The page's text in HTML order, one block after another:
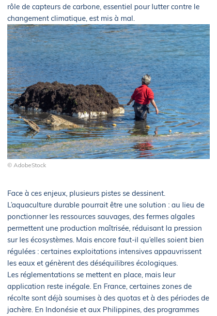
rôle de capteurs de carbone, essentiel pour lutter contre le
changement climatique, est mis à mal.
© AdobeStock
Face à ces enjeux, plusieurs pistes se dessinent.
L’aquaculture durable pourrait être une solution : au lieu de
ponctionner les ressources sauvages, des fermes algales
permettent une production maîtrisée, réduisant la pression
sur les écosystèmes. Mais encore faut-il qu’elles soient bien
régulées : certaines exploitations intensives appauvrissent
les eaux et génèrent des déséquilibres écologiques.
Les réglementations se mettent en place, mais leur
application reste inégale. En France, certaines zones de
récolte sont déjà soumises à des quotas et à des périodes de
jachère. En Indonésie et aux Philippines, des programmes